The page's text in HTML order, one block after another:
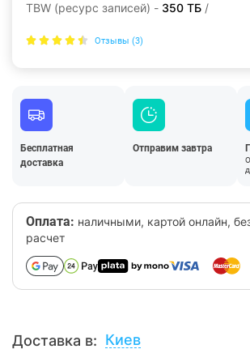
TBW (ресурс записей) - 350 TБ /
Отзывы (3)
Бесплатная
доставка
Отправим завтра
Оплата: наличными, картой онлайн,
расчет
Доставка в: Киев